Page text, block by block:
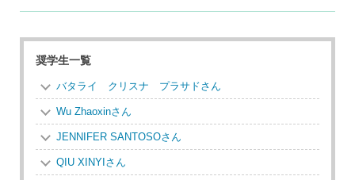
奨学生一覧
バタライ クリスナ プラサドさん
Wu Zhaoxinさん
JENNIFER SANTOSOさん
QIU XINYIさん